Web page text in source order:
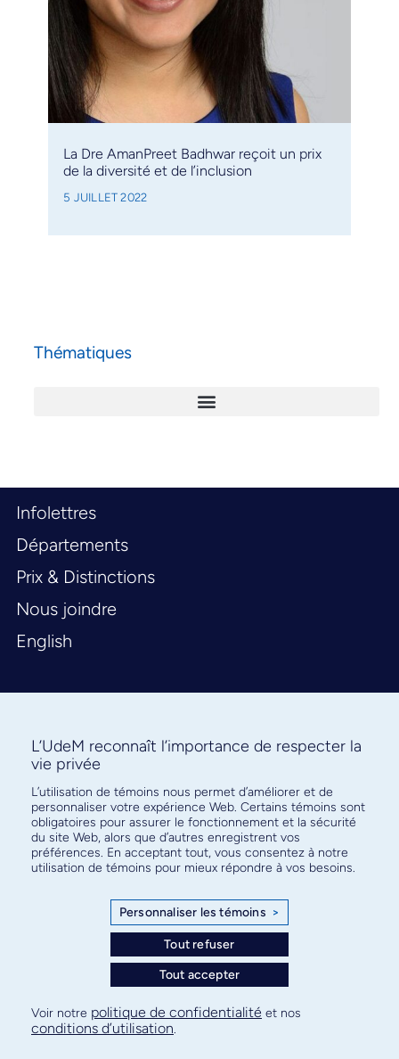
La Dre AmanPreet Badhwar reçoit un prix
de la diversité et de l’inclusion
5 JUILLET 2022
Thématiques
Infolettres
Départements
Prix & Distinctions
Nous joindre
English
Abonnez-vous à notre infolettre
pour connaître l’actualité facultaire
Plan de site
Confidentialité
L’UdeM reconnaît l’importance de respecter la
vie privée
L’utilisation de témoins nous permet d’améliorer et de
personnaliser votre expérience Web. Certains témoins sont
obligatoires pour assurer le fonctionnement et la sécurité
du site Web, alors que d’autres enregistrent vos
préférences. En acceptant tout, vous consentez à notre
utilisation de témoins pour mieux répondre à vos besoins.
Personnaliser les témoins >
Tout refuser
Tout accepter
Voir notre politique de confidentialité et nos
conditions d’utilisation.